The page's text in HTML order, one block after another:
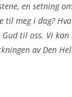
en setning
til meg i dag?
til oss. Vi kan
av Den